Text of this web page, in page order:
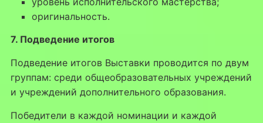
оригинальность.
7. Подведение итогов
Подведение итогов Выставки проводится по двум
группам: среди общеобразовательных учреждений
и учреждений дополнительного образования.
Победители в каждой номинации и каждой